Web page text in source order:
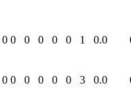
0 0 0 0 0 0 1 0.0
0 0 0 0 0 0 3 0.0